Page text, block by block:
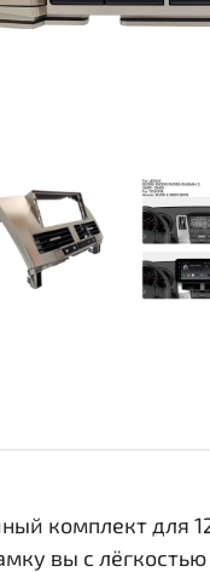
комплект для
вы с